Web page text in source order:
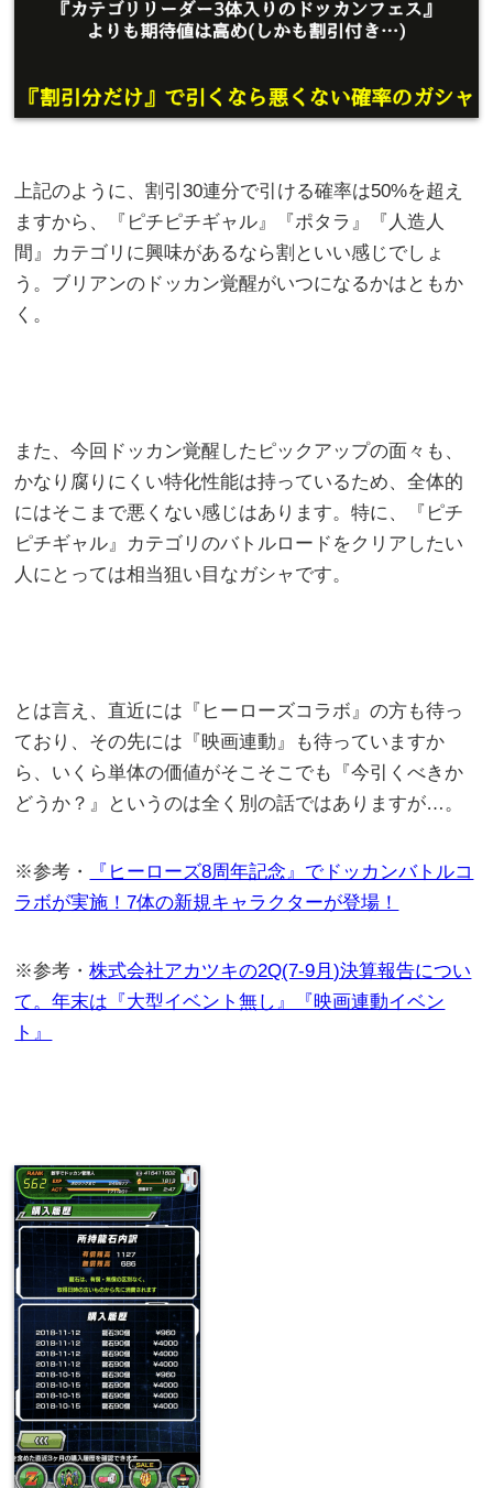
上記のように、割引30連分で引ける確率は50%を超え
ますから、『ピチピチギャル』『ポタラ』『人造人
間』カテゴリに興味があるなら割といい感じでしょ
う。ブリアンのドッカン覚醒がいつになるかはともか
く。
また、今回ドッカン覚醒したピックアップの面々も、
かなり腐りにくい特化性能は持っているため、全体的
にはそこまで悪くない感じはあります。特に、『ピチ
ピチギャル』カテゴリのバトルロードをクリアしたい
人にとっては相当狙い目なガシャです。
とは言え、直近には『ヒーローズコラボ』の方も待っ
ており、その先には『映画連動』も待っていますか
ら、いくら単体の価値がそこそこでも『今引くべきか
どうか？』というのは全く別の話ではありますが…。
※参考・
『ヒーローズ8周年記念』でドッカンバトルコ
ラボが実施！7体の新規キャラクターが登場！
※参考・株式会社アカツキの2Q(7-9月)決算報告につい
て。年末は『大型イベント無し』『映画連動イベン
ト』